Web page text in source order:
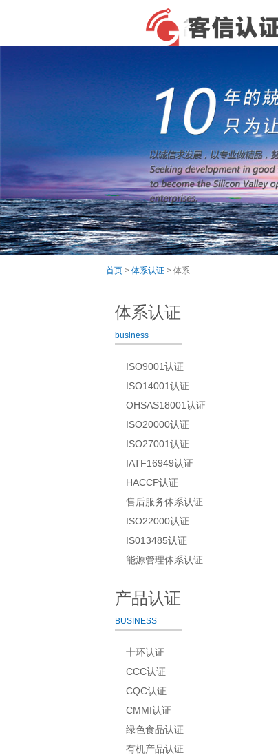
首页 > 体系认证 > 体系
体系认证
business
ISO9001认证
ISO14001认证
OHSAS18001认证
ISO20000认证
ISO27001认证
IATF16949认证
HACCP认证
售后服务体系认证
ISO22000认证
IS013485认证
能源管理体系认证
产品认证
BUSINESS
十环认证
CCC认证
CQC认证
CMMI认证
绿色食品认证
有机产品认证